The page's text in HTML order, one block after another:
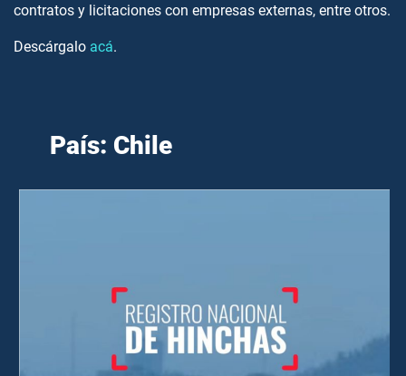
contratos y licitaciones con empresas externas, entre otros.
Descárgalo acá.
País: Chile